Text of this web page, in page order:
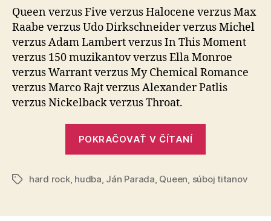
(36)
Queen verzus Five verzus Halocene verzus Max
Raabe verzus Udo Dirkschneider verzus Michel
verzus Adam Lambert verzus In This Moment
verzus 150 muzikantov verzus Ella Monroe
verzus Warrant verzus My Chemical Romance
verzus Marco Rajt verzus Alexander Patlis
verzus Nickelback verzus Throat.
POKRAČOVAŤ V ČÍTANÍ
Značkyhard rock, hudba, Ján Parada, Queen, súboj titanov